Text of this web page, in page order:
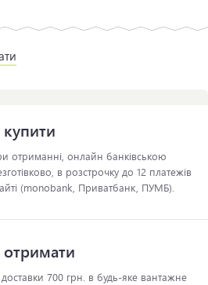
отриманні, онлайн банківською
в розстрочку до 12 платежів
(monobank, Приватбанк, ПУМБ).
700 грн. в будь-яке вантажне